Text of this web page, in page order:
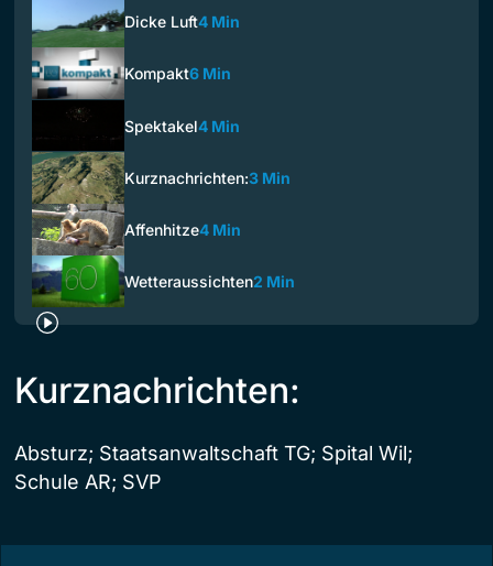
Dicke Luft4 Min
Kompakt6 Min
Spektakel4 Min
Kurznachrichten:3 Min
Affenhitze4 Min
Wetteraussichten2 Min
Kurznachrichten:
Absturz; Staatsanwaltschaft TG; Spital Wil;
Schule AR; SVP